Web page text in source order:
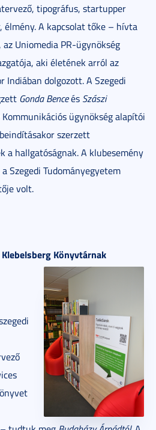
tipográfus, startupper
élmény. A kapcsolat tőke – hívta
az Uniomedia PR-ügynökség
aki életének arról az
Indiában dolgozott. A Szegedi
Gonda Benceés Szászi
ügynökség alapítói
szerzett
a hallgatóságnak. A klubesemény
a Szegedi Tudományegyetem
volt.
Könyvtárnak